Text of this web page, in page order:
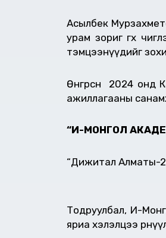
Асылбек
урам зориг өгөх
тэмцээнүүдийг
Өнгөрсөн 2024 онд
ажиллагааны
“И-МОНГОЛ
“Дижитал Алматы-
Тодруулбал, И-
яриа хэлэлцээ